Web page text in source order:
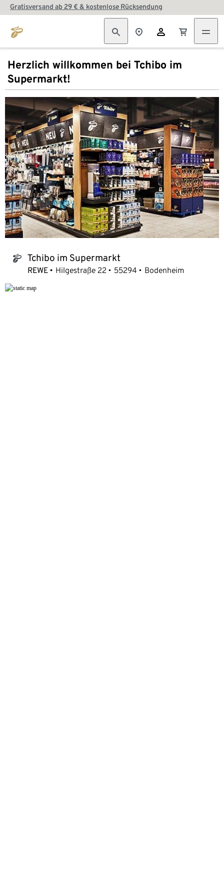
Gratisversand ab 29 € & kostenlose Rücksendung
Herzlich willkommen bei Tchibo im
Supermarkt!
tchibo_logo Tchibo im Supermarkt
REWE Hilgestraße 22 55294 Bodenheim